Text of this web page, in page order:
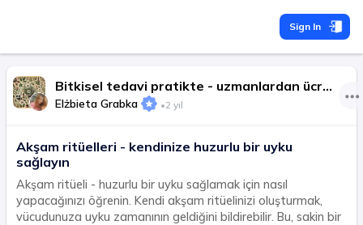
Sign In
Bitkisel tedavi pratikte - uzmanlardan ücretsiz tavsiyeler
Elżbieta Grabka •2 yıl
Akşam ritüelleri - kendinize huzurlu bir uyku
sağlayın
Akşam ritüeli - huzurlu bir uyku sağlamak için nasıl
yapacağınızı öğrenin. Kendi akşam ritüelinizi oluşturmak,
vücudunuza uyku zamanının geldiğini bildirebilir. Bu, sakin bir